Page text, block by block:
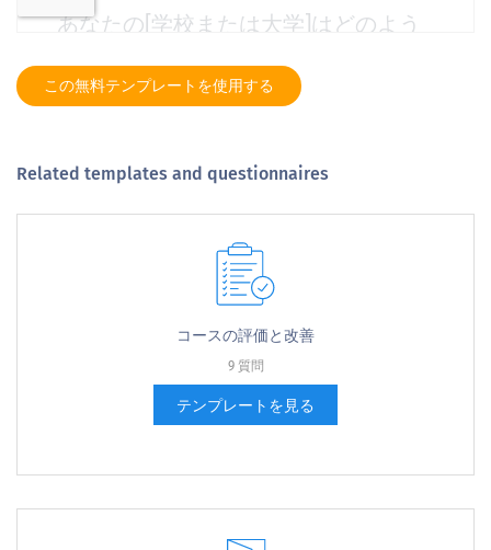
この無料テンプレートを使用する
Related templates and questionnaires
コー​​スの評価と改善
9 質問
テンプレートを見る